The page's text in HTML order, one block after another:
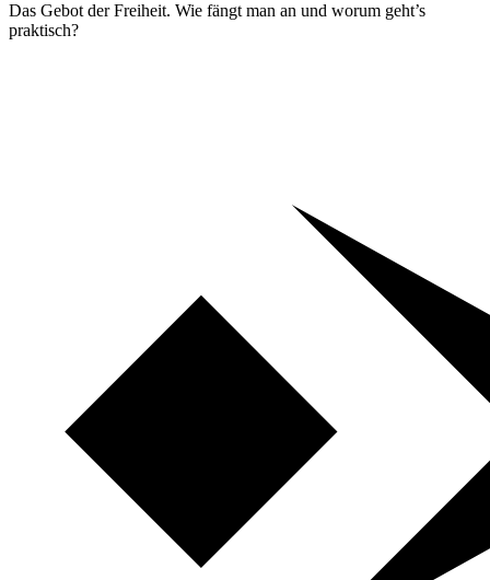
Das Gebot der Freiheit. Wie fängt man an und worum geht’s
praktisch?